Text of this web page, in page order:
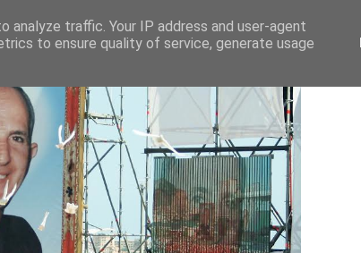
traffic. Your IP address and user-agent
to ensure quality of service, generate usage